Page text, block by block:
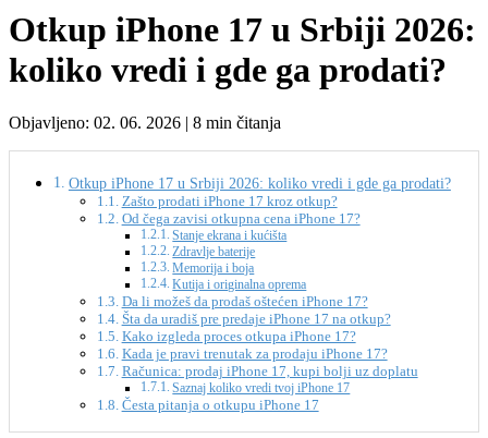
Otkup iPhone 17 u Srbiji 2026:
koliko vredi i gde ga prodati?
Objavljeno: 02. 06. 2026 | 8 min čitanja
Otkup iPhone 17 u Srbiji 2026: koliko vredi i gde ga prodati?
Zašto prodati iPhone 17 kroz otkup?
Od čega zavisi otkupna cena iPhone 17?
Stanje ekrana i kućišta
Zdravlje baterije
Memorija i boja
Kutija i originalna oprema
Da li možeš da prodaš oštećen iPhone 17?
Šta da uradiš pre predaje iPhone 17 na otkup?
Kako izgleda proces otkupa iPhone 17?
Kada je pravi trenutak za prodaju iPhone 17?
Računica: prodaj iPhone 17, kupi bolji uz doplatu
Saznaj koliko vredi tvoj iPhone 17
Česta pitanja o otkupu iPhone 17